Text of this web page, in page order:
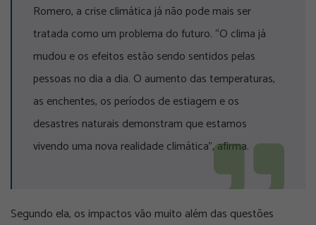
Romero, a crise climática já não pode mais ser
tratada como um problema do futuro. “O clima já
mudou e os efeitos estão sendo sentidos pelas
pessoas no dia a dia. O aumento das temperaturas,
as enchentes, os períodos de estiagem e os
desastres naturais demonstram que estamos
vivendo uma nova realidade climática”, afirma.
Segundo ela, os impactos vão muito além das questões